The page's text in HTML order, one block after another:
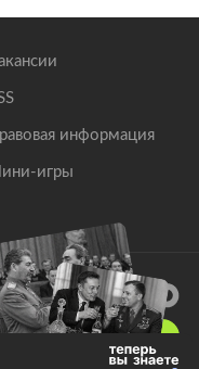
информация
игры